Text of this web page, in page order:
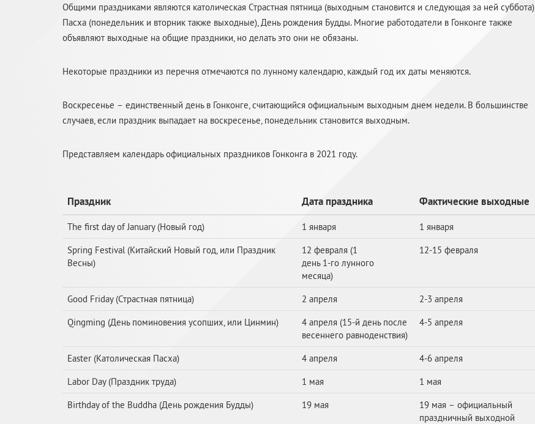
Общими праздниками являются католическая Страстная пятница (выходным становится и следующая за ней суббота),
Пасха (понедельник и вторник также выходные), День рождения Будды. Многие работодатели в Гонконге также
объявляют выходные на общие праздники, но делать это они не обязаны.
Некоторые праздники из перечня отмечаются по лунному календарю, каждый год их даты меняются.
Воскресенье – единственный день в Гонконге, считающийся официальным выходным днем недели. В большинстве
случаев, если праздник выпадает на воскресенье, понедельник становится выходным.
Представляем календарь официальных праздников Гонконга в 2021 году.
Праздник Дата праздника Фактические выходные
The first day of January (Новый год) 1 января
1 января
Spring Festival (Китайский Новый год, или Праздник
Весны)
12 февраля (1
день 1-го лунного
месяца)
12-15 февраля
Good Friday (Страстная пятница) 2 апреля
2-3 апреля
Qingming (День поминовения усопших, или Цинмин)
4 апреля (15-й день после
весеннего равноденствия)
4-5 апреля
Easter (Католическая Пасха) 4 апреля
4-6 апреля
Labor Day (Праздник труда)
1 мая
1 мая
Birthday of the Buddha (День рождения Будды)
19 мая
19 мая – официальный
праздничный выходной